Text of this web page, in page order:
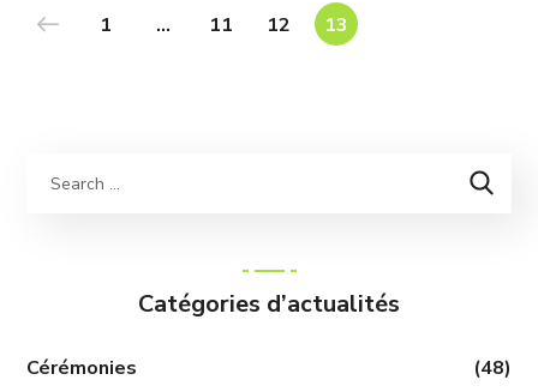
1 … 11 12 13
Catégories d’actualités
Cérémonies (48)